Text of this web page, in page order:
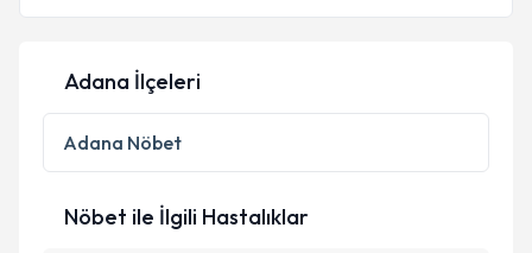
E-posta Adresiniz
Kişisel verilerimin işlenmesine ilişkin
Metni'ni okudum ve kişisel verilerimin belirtilen
Adana İlçeleri
Adana Nöbet
Nöbet ile İlgili Hastalıklar